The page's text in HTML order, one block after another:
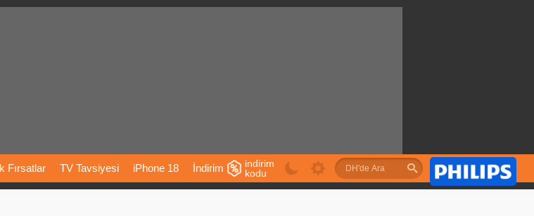
Fırsatlar TV Tavsiyesi iPhone 18 İndirim
indirim
kodu